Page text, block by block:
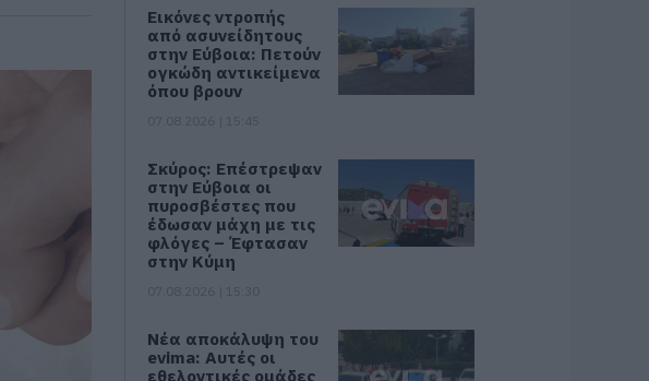
Εικόνες ντροπής
από ασυνείδητους
στην Εύβοια: Πετούν
ογκώδη αντικείμενα
όπου βρουν
Σκύρος: Επέστρεψαν
στην Εύβοια οι
πυροσβέστες που
έδωσαν μάχη με τις
φλόγες – Έφτασαν
στην Κύμη
Νέα αποκάλυψη του
evima: Αυτές οι
εθελοντικές ομάδες